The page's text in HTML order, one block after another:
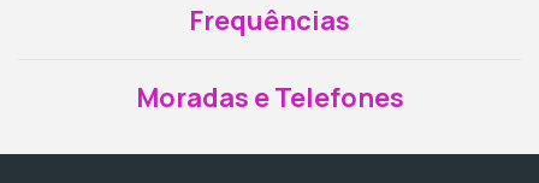
Frequências
Moradas e Telefones